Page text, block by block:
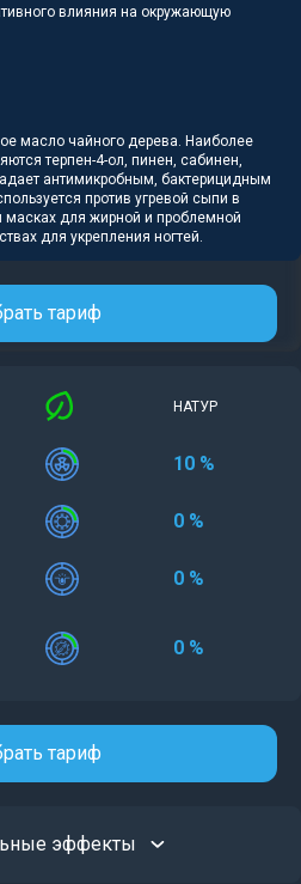
влияния на окружающую
масло чайного дерева. Наиболее
терпен-4-ол, пинен, сабинен,
антимикробным, бактерицидным
против угревой сыпи в
для жирной и проблемной
для укрепления ногтей.
тариф
НАТУР
10 %
0 %
0 %
0 %
тариф
эффекты